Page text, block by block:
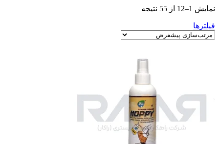
نمایش 1–12 از 55 نتیجه
فیلترها